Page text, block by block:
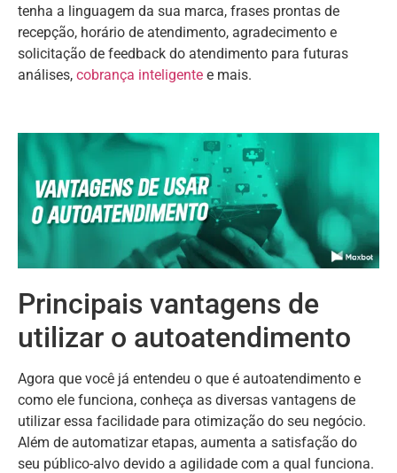
tenha a linguagem da sua marca, frases prontas de
recepção, horário de atendimento, agradecimento e
solicitação de feedback do atendimento para futuras
análises, cobrança inteligente e mais.
Principais vantagens de
utilizar o autoatendimento
Agora que você já entendeu o que é autoatendimento e
como ele funciona, conheça as diversas vantagens de
utilizar essa facilidade para otimização do seu negócio.
Além de automatizar etapas, aumenta a satisfação do
seu público-alvo devido a agilidade com a qual funciona.